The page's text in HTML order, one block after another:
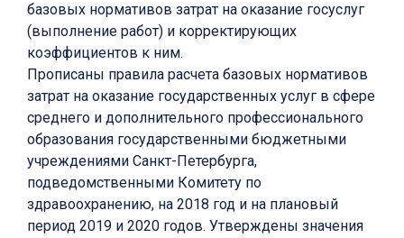
базовых нормативов затрат на оказание госуслуг
(выполнение работ) и корректирующих
коэффициентов к ним.
Прописаны правила расчета базовых нормативов
затрат на оказание государственных услуг в сфере
среднего и дополнительного профессионального
образования государственными бюджетными
учреждениями Санкт-Петербурга,
подведомственными Комитету по
здравоохранению, на 2018 год и на плановый
период 2019 и 2020 годов. Утверждены значения